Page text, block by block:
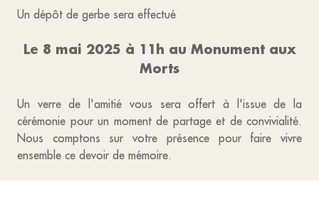
Un dépôt de gerbe sera effectué
Le 8 mai 2025 à 11h au Monument aux
Morts
Un verre de l'amitié vous sera offert à l'issue de la
cérémonie pour un moment de partage et de convivialité.
Nous comptons sur votre présence pour faire vivre
ensemble ce devoir de mémoire.